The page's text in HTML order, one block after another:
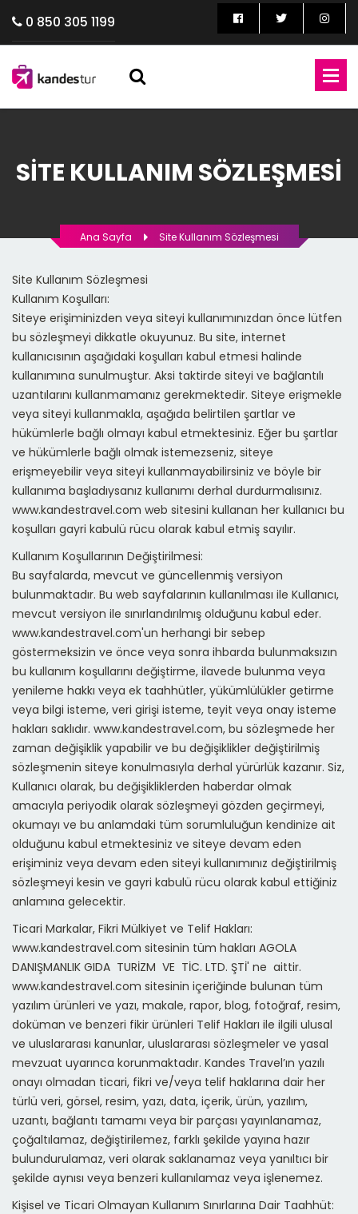
0 850 305 1199
SITE KULLANIM SÖZLEŞMESI
Ana Sayfa Site Kullanım Sözleşmesi
Site Kullanım Sözleşmesi
Kullanım Koşulları:
Siteye erişiminizden veya siteyi kullanımınızdan önce lütfen
bu sözleşmeyi dikkatle okuyunuz. Bu site, internet
kullanıcısının aşağıdaki koşulları kabul etmesi halinde
kullanımına sunulmuştur. Aksi taktirde siteyi ve bağlantılı
uzantılarını kullanmamanız gerekmektedir. Siteye erişmekle
veya siteyi kullanmakla, aşağıda belirtilen şartlar ve
hükümlerle bağlı olmayı kabul etmektesiniz. Eğer bu şartlar
ve hükümlerle bağlı olmak istemezseniz, siteye
erişmeyebilir veya siteyi kullanmayabilirsiniz ve böyle bir
kullanıma başladıysanız kullanımı derhal durdurmalısınız.
www.kandestravel.com web sitesini kullanan her kullanıcı bu
koşulları gayri kabulü rücu olarak kabul etmiş sayılır.
Kullanım Koşullarının Değiştirilmesi:
Bu sayfalarda, mevcut ve güncellenmiş versiyon
bulunmaktadır. Bu web sayfalarının kullanılması ile Kullanıcı,
mevcut versiyon ile sınırlandırılmış olduğunu kabul eder.
www.kandestravel.com'un herhangi bir sebep
göstermeksizin ve önce veya sonra ihbarda bulunmaksızın
bu kullanım koşullarını değiştirme, ilavede bulunma veya
yenileme hakkı veya ek taahhütler, yükümlülükler getirme
veya bilgi isteme, veri girişi isteme, teyit veya onay isteme
hakları saklıdır. www.kandestravel.com, bu sözleşmede her
zaman değişiklik yapabilir ve bu değişiklikler değiştirilmiş
sözleşmenin siteye konulmasıyla derhal yürürlük kazanır. Siz,
Kullanıcı olarak, bu değişikliklerden haberdar olmak
amacıyla periyodik olarak sözleşmeyi gözden geçirmeyi,
okumayı ve bu anlamdaki tüm sorumluluğun kendinize ait
olduğunu kabul etmektesiniz ve siteye devam eden
erişiminiz veya devam eden siteyi kullanımınız değiştirilmiş
sözleşmeyi kesin ve gayri kabulü rücu olarak kabul ettiğiniz
anlamına gelecektir.
Ticari Markalar, Fikri Mülkiyet ve Telif Hakları:
www.kandestravel.com sitesinin tüm hakları AGOLA
DANIŞMANLIK GIDA TURİZM VE TİC. LTD. ŞTİ' ne aittir.
www.kandestravel.com sitesinin içeriğinde bulunan tüm
yazılım ürünleri ve yazı, makale, rapor, blog, fotoğraf, resim,
doküman ve benzeri fikir ürünleri Telif Hakları ile ilgili ulusal
ve uluslararası kanunlar, uluslararası sözleşmeler ve yasal
mevzuat uyarınca korunmaktadır. Kandes Travel’ın yazılı
onayı olmadan ticari, fikri ve/veya telif haklarına dair her
türlü veri, görsel, resim, yazı, data, içerik, ürün, yazılım,
uzantı, bağlantı tamamı veya bir parçası yayınlanamaz,
çoğaltılamaz, değiştirilemez, farklı şekilde yayına hazır
bulundurulamaz, veri olarak saklanamaz veya yanıltıcı bir
şekilde aynısı veya benzeri kullanılamaz veya işlenemez.
Kişisel ve Ticari Olmayan Kullanım Sınırlarına Dair Taahhüt: